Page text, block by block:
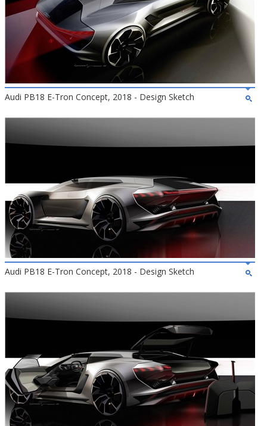
Audi PB18 E-Tron Concept, 2018 - Design Sketch
Audi PB18 E-Tron Concept, 2018 - Design Sketch